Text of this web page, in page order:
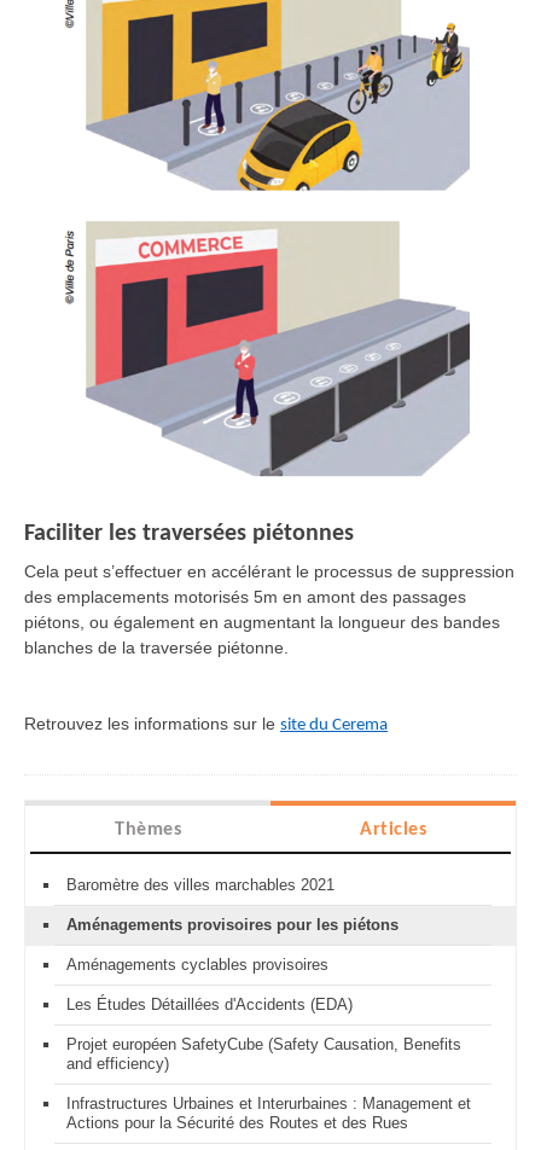
Faciliter les traversées piétonnes
Cela peut s’effectuer en accélérant le processus de suppression
des emplacements motorisés 5m en amont des passages
piétons, ou également en augmentant la longueur des bandes
blanches de la traversée piétonne.
Retrouvez les informations sur le site du Cerema
Thèmes Articles
Baromètre des villes marchables 2021
Aménagements provisoires pour les piétons
Aménagements cyclables provisoires
Les Études Détaillées d'Accidents (EDA)
Projet européen SafetyCube (Safety Causation, Benefits
and efficiency)
Infrastructures Urbaines et Interurbaines : Management et
Actions pour la Sécurité des Routes et des Rues